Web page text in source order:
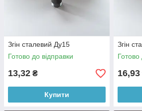
Згін сталевий Ду15
Готово до відправки
13,32 ₴
Купити
Згін
Готово
16,93